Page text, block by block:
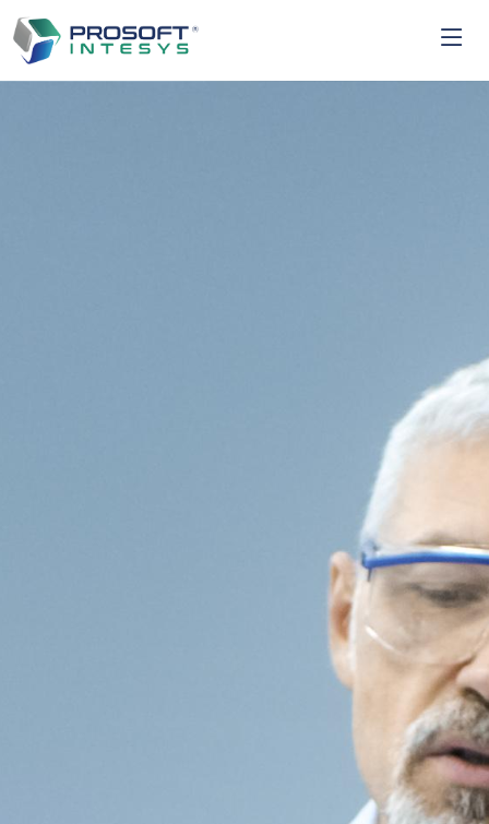
Salta al contenuto principale